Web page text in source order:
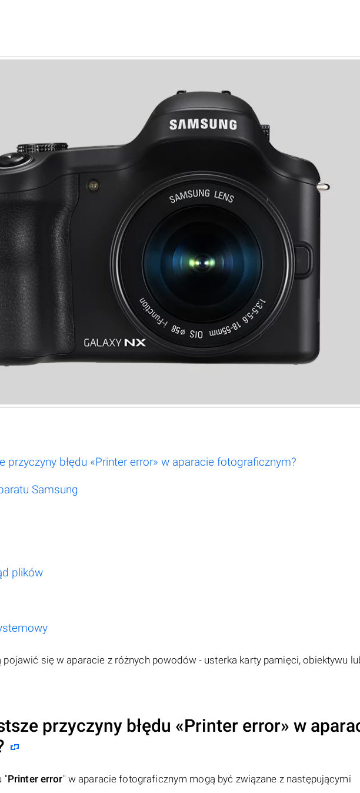
przyczyny błędu «Printer error» w aparacie fotograficznym?
Samsung
plików
pojawić się w aparacie z różnych powodów - usterka karty pamięci, obiektywu
przyczyny błędu «Printer error» w
"Printer error" w aparacie fotograficznym mogą być związane z następującymi